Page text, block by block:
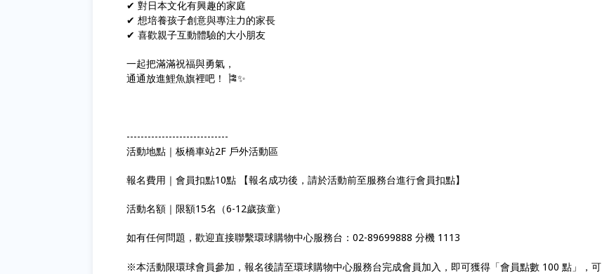
✔ 對日本文化有興趣的家庭
✔ 想培養孩子創意與專注力的家長
✔ 喜歡親子互動體驗的大小朋友
一起把滿滿祝福與勇氣，
通通放進鯉魚旗裡吧！ 🎏✨
-----------------------------
活動地點｜板橋車站2F 戶外活動區
報名費用｜會員扣點10點 【報名成功後，請於活動前至服務台進行會員扣點】
活動名額｜限額15名（6-12歲孩童）
如有任何問題，歡迎直接聯繫環球購物中心服務台：02-89699888 分機 1113
※本活動限環球會員參加，報名後請至環球購物中心服務台完成會員加入，即可獲得「會員點數 100 點」，可